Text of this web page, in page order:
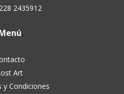
2435912
Art
y Condiciones